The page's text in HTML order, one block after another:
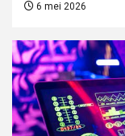
6 mei 2026